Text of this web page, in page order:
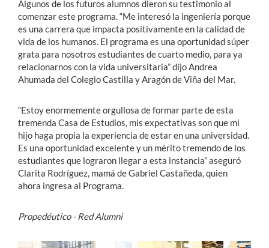
Algunos de los futuros alumnos dieron su testimonio al
comenzar este programa. “Me interesó la ingeniería porque
es una carrera que impacta positivamente en la calidad de
vida de los humanos. El programa es una oportunidad súper
grata para nosotros estudiantes de cuarto medio, para ya
relacionarnos con la vida universitaria” dijo Andrea
Ahumada del Colegio Castilla y Aragón de Viña del Mar.
“Estoy enormemente orgullosa de formar parte de esta
tremenda Casa de Estudios, mis expectativas son que mi
hijo haga propia la experiencia de estar en una universidad.
Es una oportunidad excelente y un mérito tremendo de los
estudiantes que lograron llegar a esta instancia” aseguró
Clarita Rodríguez, mamá de Gabriel Castañeda, quien
ahora ingresa al Programa.
Propedéutico - Red Alumni